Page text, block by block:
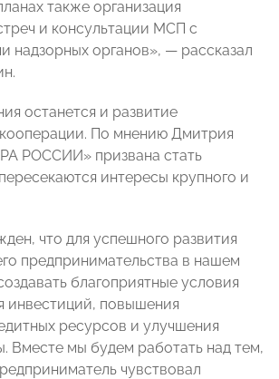
также организация
и консультации МСП с
надзорных органов», — рассказал
останется и развитие
По мнению Дмитрия
РОССИИ» призвана стать
интересы крупного и
что для успешного развития
предпринимательства в нашем
благоприятные условия
инвестиций, повышения
ресурсов и улучшения
Вместе мы будем работать над тем,
чувствовал